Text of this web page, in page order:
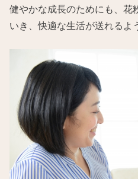
健やかな成長のためにも、花
いき、快適な生活が送れるよ